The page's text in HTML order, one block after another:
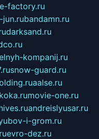
factory.ru
jun.rubandamn.ru
darksand.ru
kompanij.ru
snow-guard.ru
aalse.ru
movie-one.ru
andreislyusar.ru
i-grom.ru
evro-dez.ru